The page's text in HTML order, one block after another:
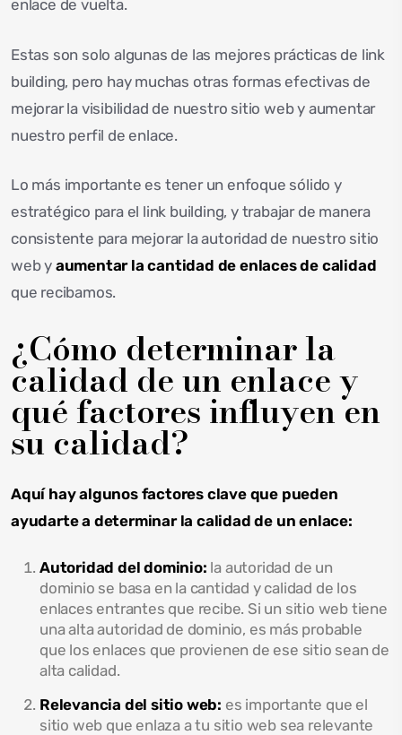
enlace de vuelta.
Estas son solo algunas de las mejores prácticas de link
building, pero hay muchas otras formas efectivas de
mejorar la visibilidad de nuestro sitio web y aumentar
nuestro perfil de enlace.
Lo más importante es tener un enfoque sólido y
estratégico para el link building, y trabajar de manera
consistente para mejorar la autoridad de nuestro sitio
web y aumentar la cantidad de enlaces de calidad
que recibamos.
¿Cómo determinar la
calidad de un enlace y
qué factores influyen en
su calidad?
Aquí hay algunos factores clave que pueden
ayudarte a determinar la calidad de un enlace:
Autoridad del dominio: la autoridad de un
dominio se basa en la cantidad y calidad de los
enlaces entrantes que recibe. Si un sitio web tiene
una alta autoridad de dominio, es más probable
que los enlaces que provienen de ese sitio sean de
alta calidad.
Relevancia del sitio web: es importante que el
sitio web que enlaza a tu sitio web sea relevante